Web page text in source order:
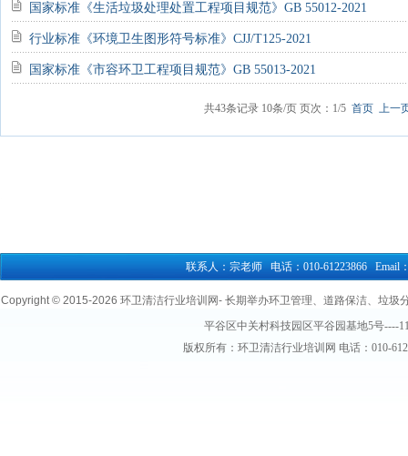
国家标准《生活垃圾处理处置工程项目规范》GB 55012-2021
行业标准《环境卫生图形符号标准》CJJ/T125-2021
国家标准《市容环卫工程项目规范》GB 55013-2021
共43条记录 10条/页 页次：1/5 首页 上一
联系人：宗老师 电话：010-61223866 Email
Copyright © 2015-2026 环卫清洁行业培训网- 长期举办环卫管理、道路保洁、垃
平谷区中关村科技园区平谷园基地5号----
版权所有：环卫清洁行业培训网 电话：010-